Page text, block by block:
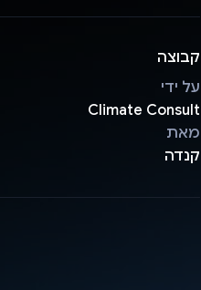
קבוצה
על ידי
Climate Consult
מאת
קנדה